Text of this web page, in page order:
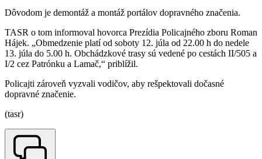
Dôvodom je demontáž a montáž portálov dopravného značenia.
TASR o tom informoval hovorca Prezídia Policajného zboru Roman
Hájek. „Obmedzenie platí od soboty 12. júla od 22.00 h do nedele
13. júla do 5.00 h. Obchádzkové trasy sú vedené po cestách II/505 a
I/2 cez Patrónku a Lamač,“ priblížil.
Policajti zároveň vyzvali vodičov, aby rešpektovali dočasné
dopravné značenie.
(tasr)